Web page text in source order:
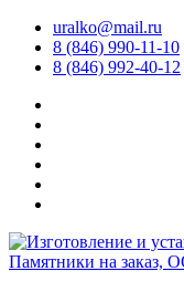
uralko@mail.ru
8 (846) 990-11-10
8 (846) 992-40-12